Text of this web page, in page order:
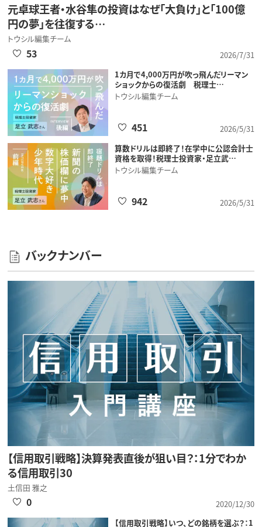
元卓球王者・水谷隼の投資はなぜ「大負け」と「100億
円の夢」を往復する…
トウシル編集チーム
2026/7/31
53
1カ月で4,000万円が吹っ飛んだリーマン
ショックからの復活劇 税理士…
トウシル編集チーム
2026/5/31
451
算数ドリルは即終了！在学中に公認会計士
資格を取得！税理士投資家・足立武…
トウシル編集チーム
2026/5/31
942
バックナンバー
【信用取引戦略】決算発表直後が狙い目？：1分でわか
る信用取引30
土信田 雅之
2020/12/30
0
【信用取引戦略】いつ、どの銘柄を選ぶ？：1